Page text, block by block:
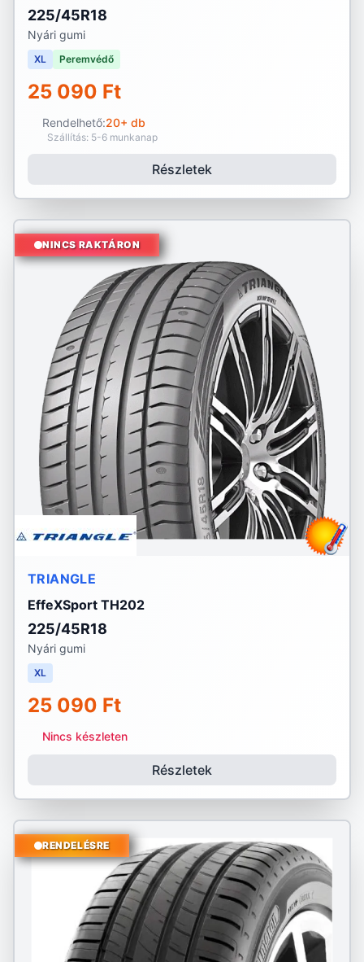
225/45R18
Nyári gumi
XL Peremvédő
25 090 Ft
Rendelhető:20+ db
Szállítás: 5-6 munkanap
Részletek
NINCS RAKTÁRON
TRIANGLE
EffeXSport TH202
225/45R18
Nyári gumi
XL
25 090 Ft
Nincs készleten
Részletek
RENDELÉSRE